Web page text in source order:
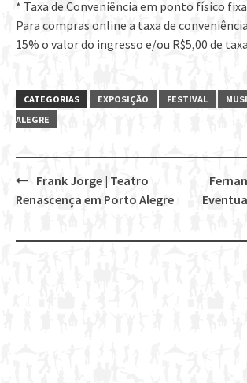
* Taxa de Conveniência em ponto físico
Para compras online a taxa de
15% o valor do ingresso e/ou R$5,00 de
CATEGORIAS EXPOSIÇÃO FESTIVAL
ALEGRE
Post
Frank Jorge | Teatro
Renascença em Porto Alegre